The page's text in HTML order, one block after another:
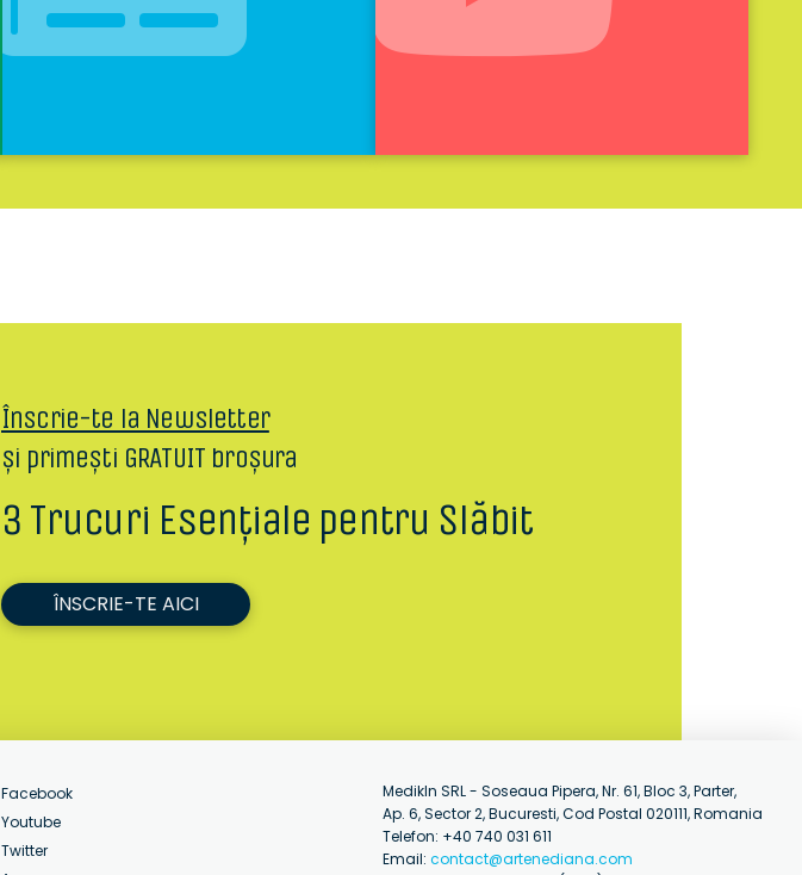
Înscrie-te la Newsletter
și primești GRATUIT broșura
3 Trucuri Esențiale pentru Slăbit
ÎNSCRIE-TE AICI
Facebook
Youtube
Twitter
MedikIn SRL - Soseaua Pipera, Nr. 61, Bloc 3, Parter,
Ap. 6, Sector 2, Bucuresti, Cod Postal 020111, Romania
Telefon: +40 740 031 611
Email: contact@artenediana.com